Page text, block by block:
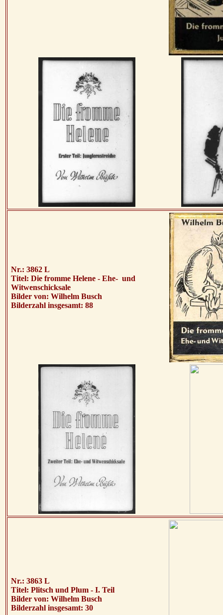
Nr.: 3862 L
Titel: Die fromme Helene - Ehe- und
Witwenschicksale
Bilder von: Wilhelm Busch
Bilderzahl insgesamt: 88
Nr.: 3863 L
Titel: Plitsch und Plum - I. Teil
Bilder von: Wilhelm Busch
Bilderzahl insgesamt: 30